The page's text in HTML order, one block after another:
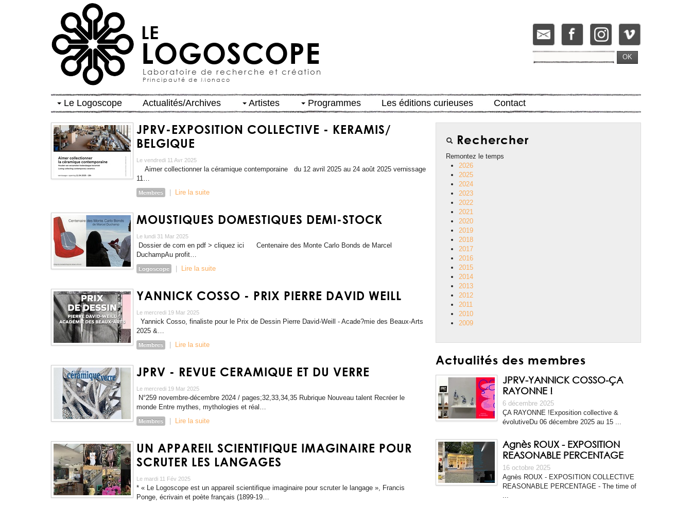
OK
LE
LOGOSCOPE
Laboratoire de recherche et création
Principauté de Monaco
Le Logoscope Actualités/Archives Artistes Programmes Les éditions curieuses Contact
JPRV-EXPOSITION COLLECTIVE - KERAMIS/
BELGIQUE
Le vendredi 11 Avr 2025
Aimer collectionner la céramique contemporaine du 12 avril 2025 au 24 août 2025 vernissage
11…
Membres Lire la suite
MOUSTIQUES DOMESTIQUES DEMI-STOCK
Le lundi 31 Mar 2025
Dossier de com en pdf > cliquez ici Centenaire des Monte Carlo Bonds de Marcel
DuchampAu profit…
Logoscope Lire la suite
YANNICK COSSO - PRIX PIERRE DAVID WEILL
Le mercredi 19 Mar 2025
Yannick Cosso, finaliste pour le Prix de Dessin Pierre David-Weill - Acade?mie des Beaux-Arts
2025 &…
Membres Lire la suite
JPRV - REVUE CERAMIQUE ET DU VERRE
Le mercredi 19 Mar 2025
N°259 novembre-décembre 2024 / pages;32,33,34,35 Rubrique Nouveau talent Recréer le
monde Entre mythes, mythologies et réal…
Membres Lire la suite
UN APPAREIL SCIENTIFIQUE IMAGINAIRE POUR
SCRUTER LES LANGAGES
Le mardi 11 Fév 2025
* « Le Logoscope est un appareil scientifique imaginaire pour scruter le langage », Francis
Ponge, écrivain et poète français (1899-19…
Rechercher
Remontez le temps
2026
2025
2024
2023
2022
2021
2020
2019
2018
2017
2016
2015
2014
2013
2012
2011
2010
2009
Actualités des membres
JPRV-YANNICK COSSO-ÇA
RAYONNE !
6 décembre 2025
ÇA RAYONNE !Exposition collective &
évolutiveDu 06 décembre 2025 au 15 ...
Agnès ROUX - EXPOSITION
REASONABLE PERCENTAGE
16 octobre 2025
Agnès ROUX - EXPOSITION COLLECTIVE
REASONABLE PERCENTAGE - The time of
...